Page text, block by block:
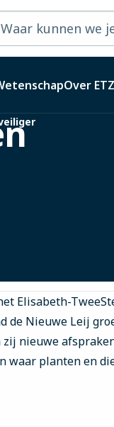
Over ETZ
Elisabeth-
de Nieuwe Leij
nieuwe
waar planten en